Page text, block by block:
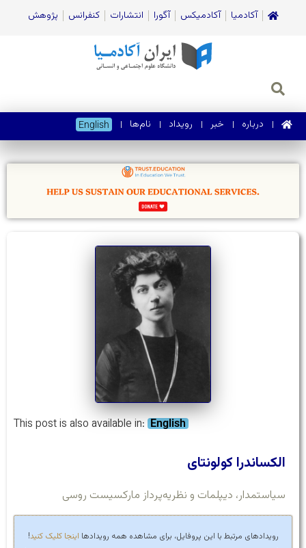
آکادمیا آکادمیکس آگورا انتشارات کنفرانس پژوهش
درباره خبر رویداد نام‌ها English
This post is also available in: English
الکساندرا کولونتای
سیاستمدار، دیپلمات و نظریه‌پرداز مارکسیست روسی
رویدادهای مرتبط با این پروفایل، برای مشاهده همه رویدادها اینجا کلیک کنید!